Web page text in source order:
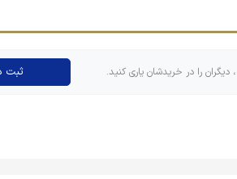
که البته مثل پیکسل دایره‌ای محبوب
زیاد و مهم دارند، اما این محصول بسیار
را در خریدشان یاری کنید. ثبت